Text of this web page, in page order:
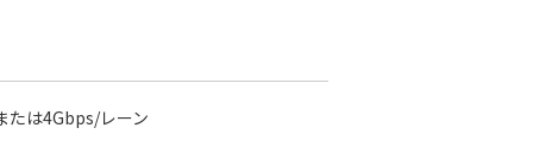
たは4Gbps/レーン